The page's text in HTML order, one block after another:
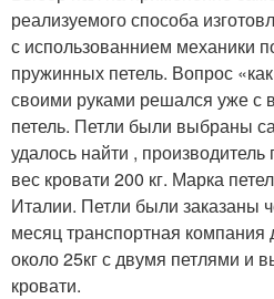
реализуемого способа
с использованнием механики
пружинных петель. Вопрос
своими руками решался уже с
петель. Петли были выбраны
удалось найти ,
вес кровати 200 кг. Марка
Италии. Петли были заказаны
месяц транспортная
около 25кг с двумя петлями
кровати.